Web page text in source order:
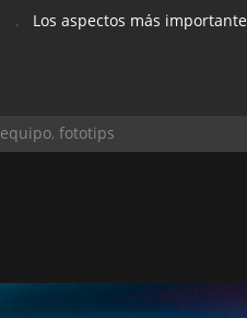
Los aspectos más
equipo, fototips